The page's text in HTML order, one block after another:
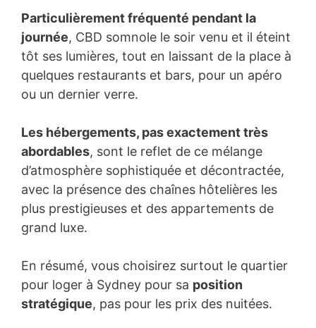
Particulièrement fréquenté pendant la
journée, CBD somnole le soir venu et il éteint
tôt ses lumières, tout en laissant de la place à
quelques restaurants et bars, pour un apéro
ou un dernier verre.
Les hébergements, pas exactement très
abordables, sont le reflet de ce mélange
d’atmosphère sophistiquée et décontractée,
avec la présence des chaînes hôtelières les
plus prestigieuses et des appartements de
grand luxe.
En résumé, vous choisirez surtout le quartier
pour loger à Sydney pour sa position
stratégique, pas pour les prix des nuitées.